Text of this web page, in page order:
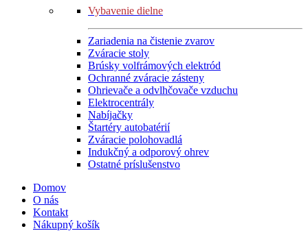
Vybavenie dielne
Zariadenia na čistenie zvarov
Zváracie stoly
Brúsky volfrámových elektród
Ochranné zváracie zásteny
Ohrievače a odvlhčovače vzduchu
Elektrocentrály
Nabíjačky
Štartéry autobatérií
Zváracie polohovadlá
Indukčný a odporový ohrev
Ostatné príslušenstvo
Domov
O nás
Kontakt
Nákupný košík